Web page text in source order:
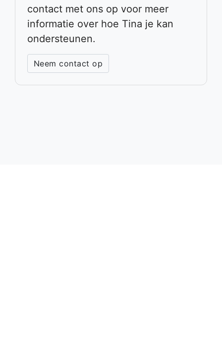
contact met ons op voor meer
informatie over hoe Tina je kan
ondersteunen.
Neem contact op